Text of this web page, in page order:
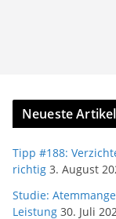
Neueste Artikel
Tipp #188:
richtig 3. August
Studie:
Leistung 30. Juli